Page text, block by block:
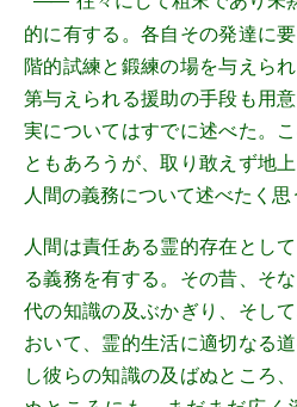
的に有する。各自その発達に
階的試練と鍛練の場を与えら
第与えられる援助の手段も用
実についてはすでに述べた。
ともあろうが、取り敢えず地
人間の義務について述べたく思
人間は責任ある霊的存在とし
る義務を有する。その昔、そ
代の知識の及ぶかぎり、そし
おいて、霊的生活に適切なる
し彼らの知識の及ばぬところ